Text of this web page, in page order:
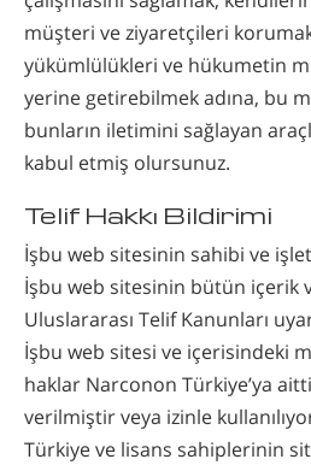
müşteri ve ziyaretçileri
yükümlülükleri ve hükumetin
yerine getirebilmek adına, bu
bunların iletimini sağlayan
kabul etmiş olursunuz.
Telif Hakkı Bildirimi
İşbu web sitesinin sahibi ve
İşbu web sitesinin bütün içerik
Uluslararası Telif Kanunları
İşbu web sitesi ve içerisindeki
haklar Narconon Türkiye’ya
verilmiştir veya izinle
Türkiye ve lisans sahiplerinin